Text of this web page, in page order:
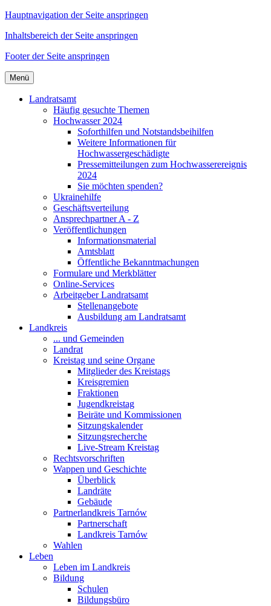
Hauptnavigation der Seite anspringen
Inhaltsbereich der Seite anspringen
Footer der Seite anspringen
Menü
Landratsamt
Häufig gesuchte Themen
Hochwasser 2024
Soforthilfen und Notstandsbeihilfen
Weitere Informationen für
Hochwassergeschädigte
Pressemitteilungen zum Hochwasserereignis
2024
Sie möchten spenden?
Ukrainehilfe
Geschäftsverteilung
Ansprechpartner A - Z
Veröffentlichungen
Informationsmaterial
Amtsblatt
Öffentliche Bekanntmachungen
Formulare und Merkblätter
Online-Services
Arbeitgeber Landratsamt
Stellenangebote
Ausbildung am Landratsamt
Landkreis
... und Gemeinden
Landrat
Kreistag und seine Organe
Mitglieder des Kreistags
Kreisgremien
Fraktionen
Jugendkreistag
Beiräte und Kommissionen
Sitzungskalender
Sitzungsrecherche
Live-Stream Kreistag
Rechtsvorschriften
Wappen und Geschichte
Überblick
Landräte
Gebäude
Partnerlandkreis Tarnów
Partnerschaft
Landkreis Tarnów
Wahlen
Leben
Leben im Landkreis
Bildung
Schulen
Bildungsbüro